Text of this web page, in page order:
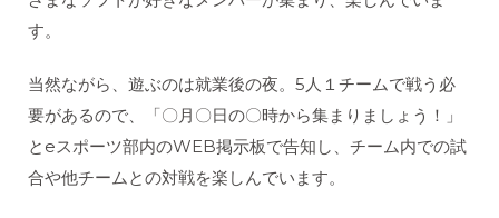
す。
当然ながら、遊ぶのは就業後の夜。5人１チームで戦う必
要があるので、「〇月〇日の〇時から集まりましょう！」
とeスポーツ部内のWEB掲示板で告知し、チーム内での試
合や他チームとの対戦を楽しんでいます。